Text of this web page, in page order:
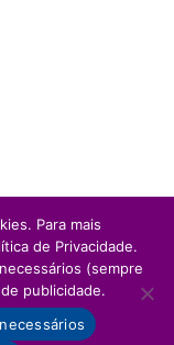
Para mais
de Privacidade.
(sempre
publicidade.